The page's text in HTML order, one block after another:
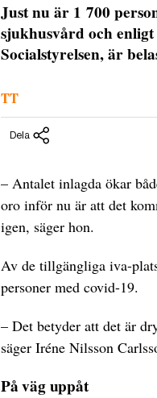
Just nu är 1 700
sjukhusvård och
Socialstyrelsen, är
TT
Dela
– Antalet inlagda ökar
oro inför nu är att det
igen, säger hon.
Av de tillgängliga iva-
personer med covid-19.
– Det betyder att det är
säger Iréne Nilsson
På väg uppåt